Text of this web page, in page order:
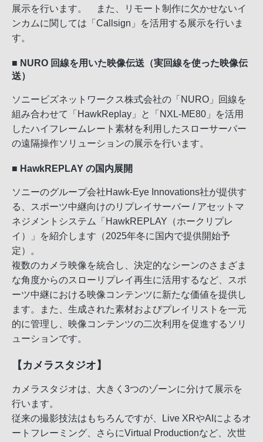
展示を行います。 また、リモート制作に欠かせないイ
ンカムに関しては「Callsign」を活用する展示を行いま
す。
■ NURO 回線を用いた映像伝送（実回線を使った映像伝
送）
ソニービズネットワークス株式会社の「NURO」回線を
組み合わせて「HawkReplay」と「NXL-ME80」を活用
したハイフレームレート素材を利用したスローサーバー
の遠隔操作ソリューションの展示を行います。
■ HawkREPLAY の国内展開
ソニーのグループ会社Hawk-Eye Innovations社が提供す
る、スポーツ中継向けのリプレイサーバー / アセットマ
ネジメントシステム「HawkREPLAY（ホークリプレ
イ）」を紹介します（2025年冬に国内で提供開始予
定）。
複数のカメラ映像を統合し、決定的なシーンのさまざま
な角度からのスローリプレイ再生に活用するなど、スポ
ーツ中継における映像コンテンツに新たな価値を提供し
ます。また、生成された素材およびプレイリストを一元
的に管理し、映像コンテンツの二次利用を促進するソリ
ューションです。
【カメラスタジオ】
カメラスタジオは、大きく3つのゾーンに分けて展示を
行います。
従来の撮影技法はもちろんですが、Live XRやAIによるオ
ートフレーミング、さらにVirtual Productionなど、次世